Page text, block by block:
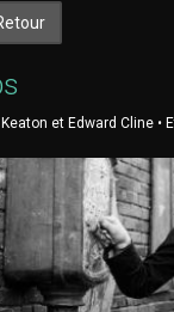
et Edward Cline •